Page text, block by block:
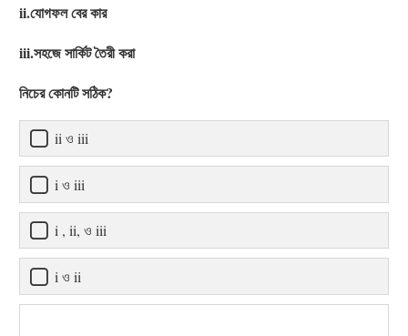
ii.যোগফল বের কার
iii.সহজে সার্কিট তৈরী করা
নিচের কোনটি সঠিক?
ii ও iii
i ও iii
i , ii, ও iii
i ও ii